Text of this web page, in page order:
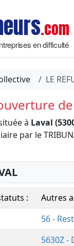
.com
en difficulté
LE
à Laval
par le
:
Autres
56 -
5630Z -